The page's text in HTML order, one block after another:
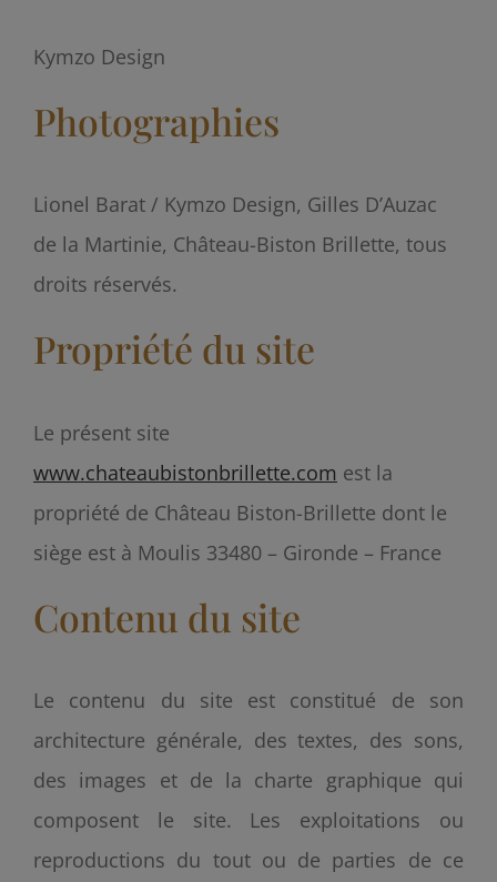
Kymzo Design
Photographies
Lionel Barat / Kymzo Design, Gilles D’Auzac
de la Martinie, Château-Biston Brillette, tous
droits réservés.
Propriété du site
Le présent site
www.chateaubistonbrillette.com est la
propriété de Château Biston-Brillette dont le
siège est à Moulis 33480 – Gironde – France
Contenu du site
Le contenu du site est constitué de son
architecture générale, des textes, des sons,
des images et de la charte graphique qui
composent le site. Les exploitations ou
reproductions du tout ou de parties de ce